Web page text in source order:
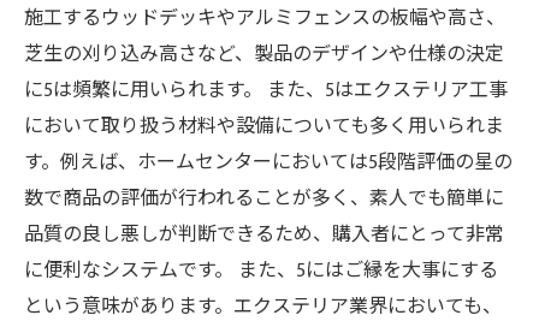
施工するウッドデッキやアルミフェンスの板幅や高さ、
芝生の刈り込み高さなど、製品のデザインや仕様の決定
に5は頻繁に用いられます。 また、5はエクステリア工事
において取り扱う材料や設備についても多く用いられま
す。例えば、ホームセンターにおいては5段階評価の星の
数で商品の評価が行われることが多く、素人でも簡単に
品質の良し悪しが判断できるため、購入者にとって非常
に便利なシステムです。 また、5にはご縁を大事にする
という意味があります。エクステリア業界においても、